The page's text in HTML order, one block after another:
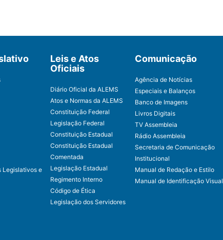
Legislativos e
Leis e Atos
Oficiais
Diário Oficial da ALEMS
Atos e Normas da ALEMS
Constituição Federal
Legislação Federal
Constituição Estadual
Constituição Estadual
Comentada
Legislação Estadual
Regimento Interno
Código de Ética
Legislação dos Servidores
Comunicação
Agência de Notícias
Especiais e Balanços
Banco de Imagens
Livros Digitais
TV Assembleia
Rádio Assembleia
Secretaria de Comunicação
Institucional
Manual de Redação e Estilo
Manual de Identificação Visual